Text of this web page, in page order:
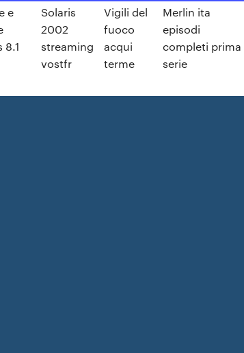
e
8.1
Solaris
2002
streaming
vostfr
Vigili del
fuoco
acqui
terme
Merlin ita
episodi
completi prima
serie